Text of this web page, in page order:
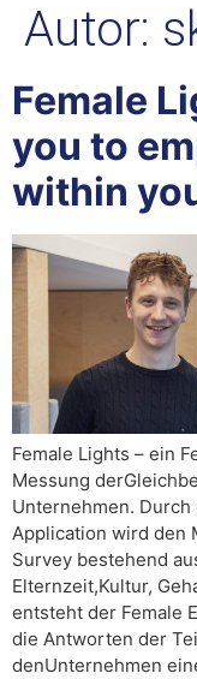
Autor:
Female
you to
within
Female Lights – ein
Messung
Unternehmen.
Application wird den
Survey bestehend
Elternzeit,Kultur,
entsteht der Female
die Antworten der
denUnternehmen